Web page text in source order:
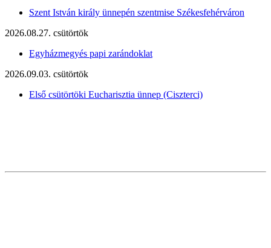
Szent István király ünnepén szentmise Székesfehérváron
2026.08.27. csütörtök
Egyházmegyés papi zarándoklat
2026.09.03. csütörtök
Első csütörtöki Eucharisztia ünnep (Ciszterci)